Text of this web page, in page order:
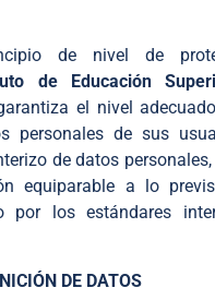
de nivel de
de Educación
el nivel
personales de sus
de datos
equiparable a lo
por los estándares
DE DATOS